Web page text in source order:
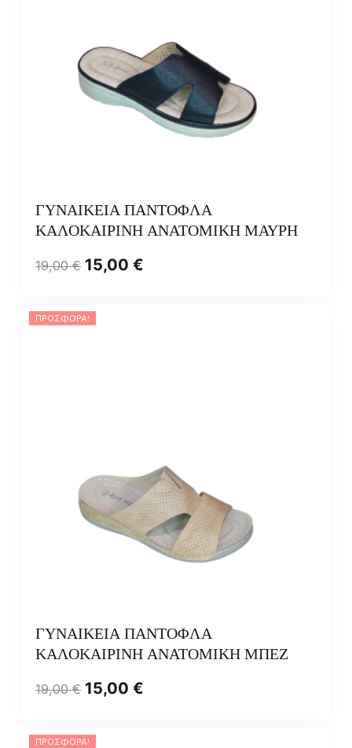
ΓΥΝΑΙΚΕΙΑ ΠΑΝΤΟΦΛΑ
ΚΑΛΟΚΑΙΡΙΝΗ ΑΝΑΤΟΜΙΚΗ ΜΑΥΡΗ
19,00€ 15,00 €
ΠΡΟΣΦΟΡΆ!
ΓΥΝΑΙΚΕΙΑ ΠΑΝΤΟΦΛΑ
ΚΑΛΟΚΑΙΡΙΝΗ ΑΝΑΤΟΜΙΚΗ ΜΠΕΖ
19,00€ 15,00 €
ΠΡΟΣΦΟΡΆ!